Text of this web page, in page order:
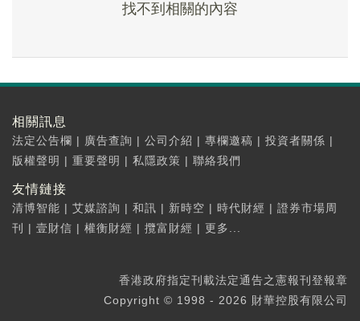
找不到相關的內容
相關訊息
法定公告欄 | 廣告查詢 | 公司介紹 | 專欄邀稿 | 投資者關係 |
版權聲明 | 重要聲明 | 私隱政策 | 聯絡我們
友情鏈接
清博智能 | 艾媒諮詢 | 和訊 | 新時空 | 時代財經 | 證券市場周
刊
| 壹財信 | 權衡財經 | 攬富財經 | 更多...
香港政府指定刊載法定通告之憲報刊登報章
Copyright © 1998 - 2026 財華控股有限公司